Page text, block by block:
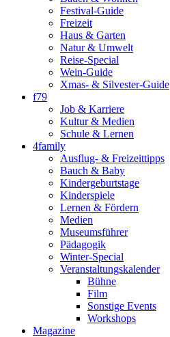
Festival-Guide
Freizeit
Haus & Garten
Natur & Umwelt
Reise-Special
Wein-Guide
Xmas- & Silvester-Guide
f79
Job & Karriere
Kultur & Medien
Schule & Lernen
4family
Ausflug- & Freizeittipps
Bauch & Baby
Kindergeburtstage
Kinderspiele
Lernen & Fördern
Medien
Museumsführer
Pädagogik
Winter-Special
Veranstaltungskalender
Bühne
Film
Sonstige Events
Workshops
Magazine